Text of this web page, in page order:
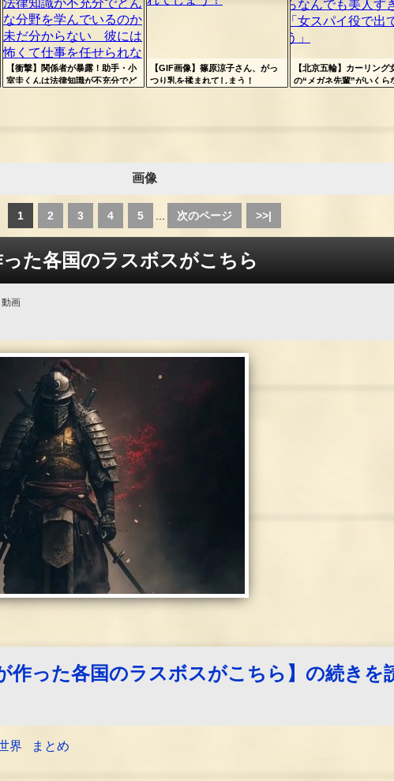
【衝撃】関係者が暴露！助手・小
室圭くんは法律知識が不充分でど
【GIF画像】篠原涼子さん、がっ
つり乳を揉まれてしまう！
【北京五輪】カーリング
の“メガネ先輩”がいくら
画像
1 2 3 4 5 次のページ >>|
った各国のラスボスがこちら
画
作った各国のラスボスがこちら】の続きを
界 まとめ